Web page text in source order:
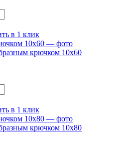
крючком 10х60
крючком 10х80